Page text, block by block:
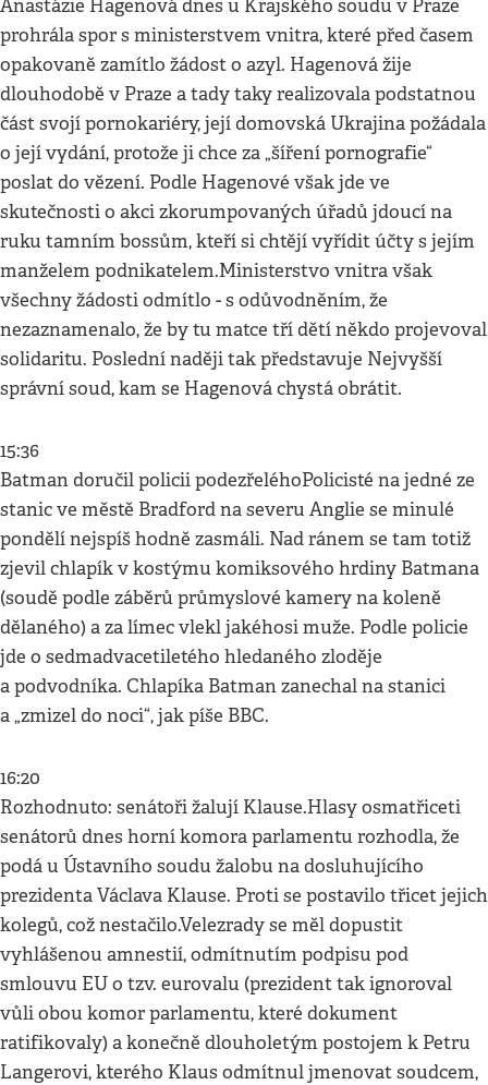
Anastázie Hagenová dnes u Krajského soudu v Praze
prohrála spor s ministerstvem vnitra, které před časem
opakovaně zamítlo žádost o azyl. Hagenová žije
dlouhodobě v Praze a tady taky realizovala podstatnou
část svojí pornokariéry, její domovská Ukrajina požádala
o její vydání, protože ji chce za „šíření pornografie“
poslat do vězení. Podle Hagenové však jde ve
skutečnosti o akci zkorumpovaných úřadů jdoucí na
ruku tamním bossům, kteří si chtějí vyřídit účty s jejím
manželem podnikatelem.Ministerstvo vnitra však
všechny žádosti odmítlo - s odůvodněním, že
nezaznamenalo, že by tu matce tří dětí někdo projevoval
solidaritu. Poslední naději tak představuje Nejvyšší
správní soud, kam se Hagenová chystá obrátit.
15:36
Batman doručil policii podezřeléhoPolicisté na jedné ze
stanic ve městě Bradford na severu Anglie se minulé
pondělí nejspíš hodně zasmáli. Nad ránem se tam totiž
zjevil chlapík v kostýmu komiksového hrdiny Batmana
(soudě podle záběrů průmyslové kamery na koleně
dělaného) a za límec vlekl jakéhosi muže. Podle policie
jde o sedmadvacetiletého hledaného zloděje
a podvodníka. Chlapíka Batman zanechal na stanici
a „zmizel do noci“, jak píše BBC.
16:20
Rozhodnuto: senátoři žalují Klause.Hlasy osmatřiceti
senátorů dnes horní komora parlamentu rozhodla, že
podá u Ústavního soudu žalobu na dosluhujícího
prezidenta Václava Klause. Proti se postavilo třicet jejich
kolegů, což nestačilo.Velezrady se měl dopustit
vyhlášenou amnestií, odmítnutím podpisu pod
smlouvu EU o tzv. eurovalu (prezident tak ignoroval
vůli obou komor parlamentu, které dokument
ratifikovaly) a konečně dlouholetým postojem k Petru
Langerovi, kterého Klaus odmítnul jmenovat soudcem,